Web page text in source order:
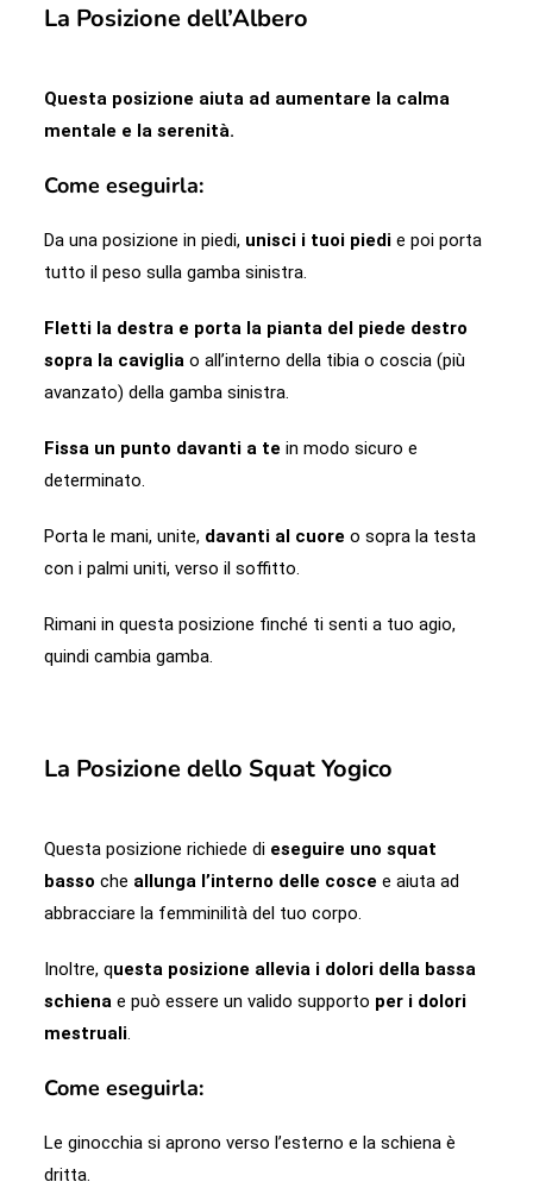
La Posizione dell’Albero
Questa posizione aiuta ad aumentare la calma
mentale e la serenità.
Come eseguirla:
Da una posizione in piedi, unisci i tuoi piedie poi porta
tutto il peso sulla gamba sinistra.
Fletti la destra e porta la pianta del piede destro
sopra la cavigliao all’interno della tibia o coscia (più
avanzato) della gamba sinistra.
Fissa un punto davanti a te in modo sicuro e
determinato.
Porta le mani, unite, davanti al cuore o sopra la testa
con i palmi uniti, verso il soffitto.
Rimani in questa posizione finché ti senti a tuo agio,
quindi cambia gamba.
La Posizione dello Squat Yogico
Questa posizione richiede di eseguire uno squat
basso che allunga l’interno delle cosce e aiuta ad
abbracciare la femminilità del tuo corpo.
Inoltre, questa posizione allevia i dolori della bassa
schienae può essere un valido supporto per i dolori
mestruali.
Come eseguirla:
Le ginocchia si aprono verso l’esterno e la schiena è
dritta.